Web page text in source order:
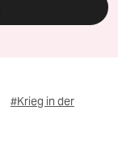
#Krieg in der